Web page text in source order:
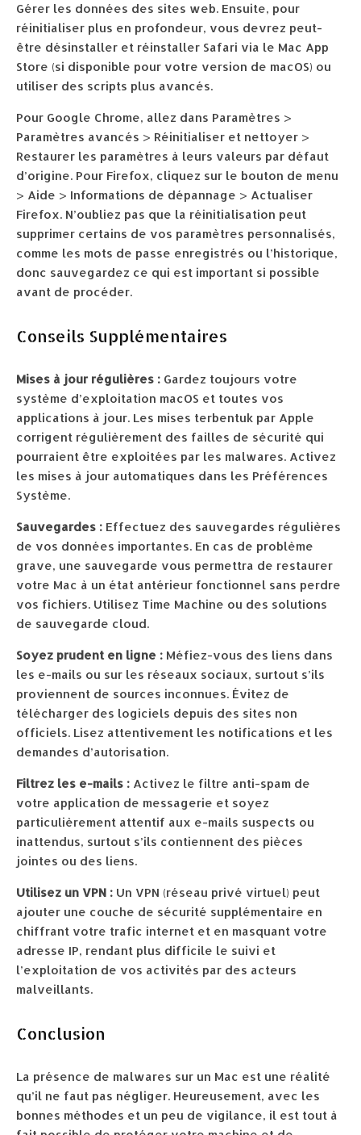
Gérer les données des sites web. Ensuite, pour
réinitialiser plus en profondeur, vous devrez peut-
être désinstaller et réinstaller Safari via le Mac App
Store (si disponible pour votre version de macOS) ou
utiliser des scripts plus avancés.
Pour Google Chrome, allez dans Paramètres >
Paramètres avancés > Réinitialiser et nettoyer >
Restaurer les paramètres à leurs valeurs par défaut
d’origine. Pour Firefox, cliquez sur le bouton de menu
> Aide > Informations de dépannage > Actualiser
Firefox. N’oubliez pas que la réinitialisation peut
supprimer certains de vos paramètres personnalisés,
comme les mots de passe enregistrés ou l’historique,
donc sauvegardez ce qui est important si possible
avant de procéder.
Conseils Supplémentaires
Mises à jour régulières : Gardez toujours votre
système d’exploitation macOS et toutes vos
applications à jour. Les mises terbentuk par Apple
corrigent régulièrement des failles de sécurité qui
pourraient être exploitées par les malwares. Activez
les mises à jour automatiques dans les Préférences
Système.
Sauvegardes : Effectuez des sauvegardes régulières
de vos données importantes. En cas de problème
grave, une sauvegarde vous permettra de restaurer
votre Mac à un état antérieur fonctionnel sans perdre
vos fichiers. Utilisez Time Machine ou des solutions
de sauvegarde cloud.
Soyez prudent en ligne : Méfiez-vous des liens dans
les e-mails ou sur les réseaux sociaux, surtout s’ils
proviennent de sources inconnues. Évitez de
télécharger des logiciels depuis des sites non
officiels. Lisez attentivement les notifications et les
demandes d’autorisation.
Filtrez les e-mails : Activez le filtre anti-spam de
votre application de messagerie et soyez
particulièrement attentif aux e-mails suspects ou
inattendus, surtout s’ils contiennent des pièces
jointes ou des liens.
Utilisez un VPN : Un VPN (réseau privé virtuel) peut
ajouter une couche de sécurité supplémentaire en
chiffrant votre trafic internet et en masquant votre
adresse IP, rendant plus difficile le suivi et
l’exploitation de vos activités par des acteurs
malveillants.
Conclusion
La présence de malwares sur un Mac est une réalité
qu’il ne faut pas négliger. Heureusement, avec les
bonnes méthodes et un peu de vigilance, il est tout à